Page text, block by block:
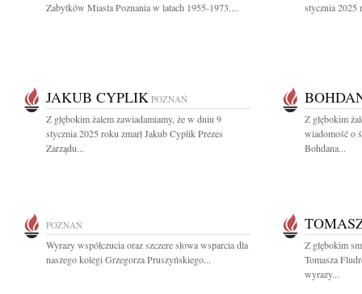
Zabytków Miasta Poznania w latach 1955-1973....
stycznia 2025
JAKUB CYPLIK POZNAŃ
Z głębokim żalem zawiadamiamy, że w dniu 9
stycznia 2025 roku zmarł Jakub Cyplik Prezes
Zarządu...
Z głębokim
wiadomość o
Bohdana...
POZNAŃ
Wyrazy współczucia oraz szczere słowa wsparcia dla
naszego kolegi Grzegorza Pruszyńskiego...
Z głębokim
Tomasza
wyrazy...